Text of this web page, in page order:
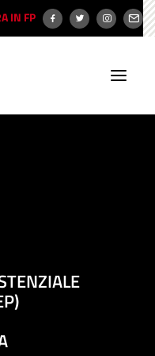
IN FP
esito
La
stato di